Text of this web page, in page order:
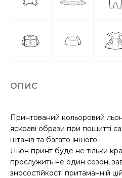
ОПИС
Принтований кольоровий
яскраві образи при пошитті
штанів та багато іншого.
Льон принт буде не тільки
прослужить не один сезон,
зносостійкості притаманній